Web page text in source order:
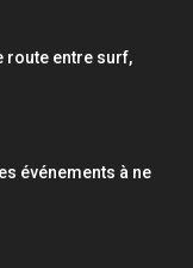
route entre surf,
événements à ne